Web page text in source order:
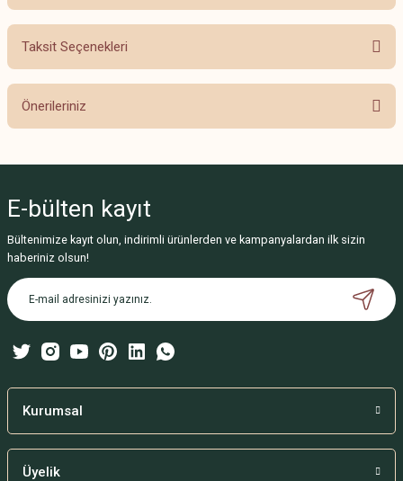
Bu ürüne ilk yorumu siz yapın!
Taksit Seçenekleri
Önerileriniz
Görüş ve önerileriniz için teşekkür ederiz.
Ürün resmi kalitesiz, bozuk veya görüntülenemiyor.
Ürün açıklamasında eksik bilgiler bulunuyor.
Ürün bilgilerinde hatalar bulunuyor.
Bu ürüne benzer farklı alternatifler olmalı.
E-bülten kayıt
Bültenimize kayıt olun, indirimli ürünlerden ve kampanyalardan ilk sizin
haberiniz olsun!
Kurumsal
Üyelik